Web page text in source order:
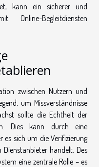
kann ein sicherer und
Online-Begleitdiensten
zwischen Nutzern und
um Missverständnisse
sollte die Echtheit der
Dies kann durch eine
es sich um die Verifizierung
handelt. Des
eine zentrale Rolle – es